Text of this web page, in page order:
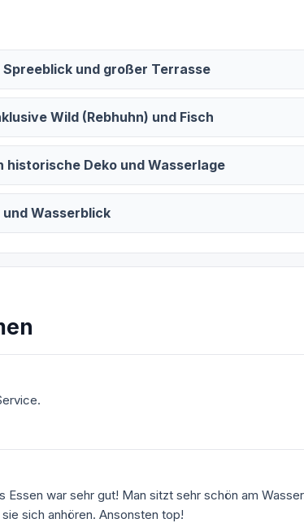
und großer Terrasse
Wild (Rebhuhn) und Fisch
historische Deko und Wasserlage
Wasserblick
Essen war sehr gut! Man sitzt sehr schön am
sich anhören. Ansonsten top!